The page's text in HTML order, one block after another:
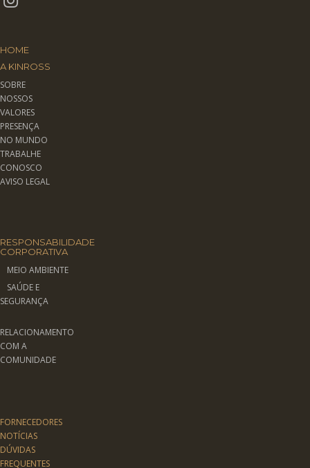
HOME
A KINROSS
SOBRE
NOSSOS
VALORES
PRESENÇA
NO MUNDO
TRABALHE
CONOSCO
AVISO LEGAL
RESPONSABILIDADE
CORPORATIVA
MEIO AMBIENTE
SAÚDE E
SEGURANÇA
RELACIONAMENTO
COM A
COMUNIDADE
FORNECEDORES
NOTÍCIAS
DÚVIDAS
FREQUENTES